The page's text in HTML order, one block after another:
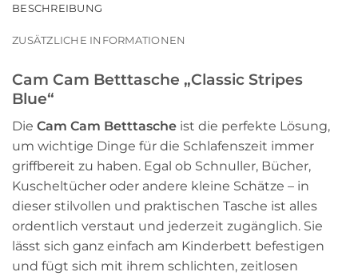
BESCHREIBUNG
ZUSÄTZLICHE INFORMATIONEN
Cam Cam Betttasche „Classic Stripes
Blue“
Die Cam Cam Betttasche ist die perfekte Lösung,
um wichtige Dinge für die Schlafenszeit immer
griffbereit zu haben. Egal ob Schnuller, Bücher,
Kuscheltücher oder andere kleine Schätze – in
dieser stilvollen und praktischen Tasche ist alles
ordentlich verstaut und jederzeit zugänglich. Sie
lässt sich ganz einfach am Kinderbett befestigen
und fügt sich mit ihrem schlichten, zeitlosen